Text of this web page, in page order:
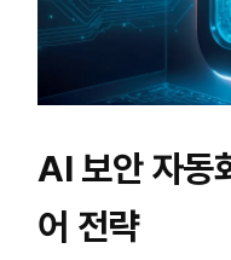
AI 보안 자동
어 전략